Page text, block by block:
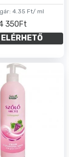
4.35 Ft/ ml
350Ft
ELÉRHETŐ